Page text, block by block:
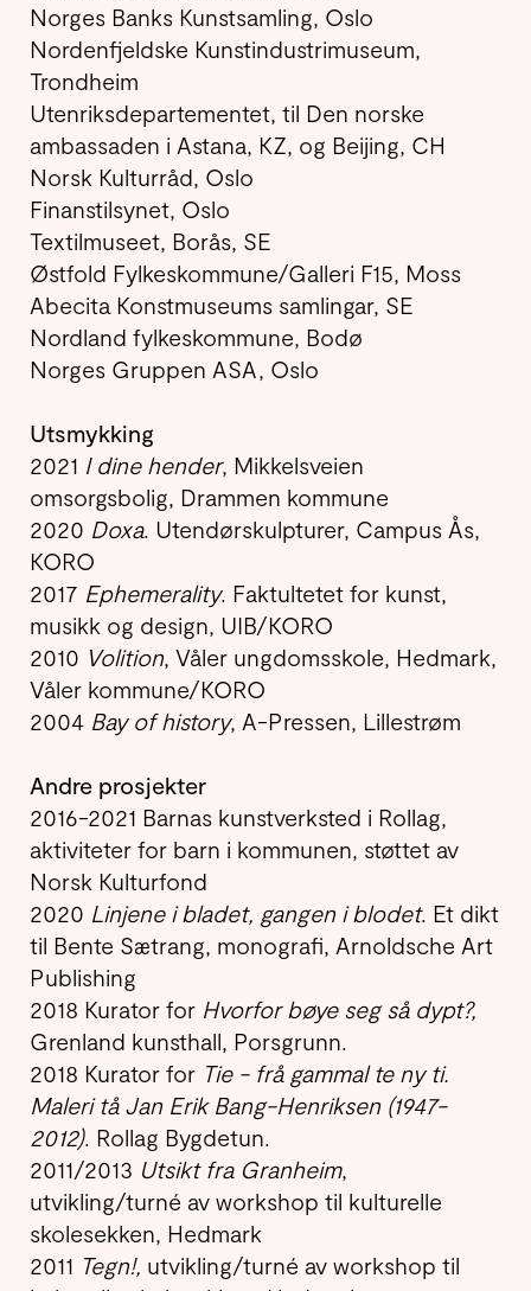
Norges Banks Kunstsamling, Oslo
Nordenfjeldske Kunstindustrimuseum,
Trondheim
Utenriksdepartementet, til Den norske
ambassaden i Astana, KZ, og Beijing, CH
Norsk Kulturråd, Oslo
Finanstilsynet, Oslo
Textilmuseet, Borås, SE
Østfold Fylkeskommune/Galleri F15, Moss
Abecita Konstmuseums samlingar, SE
Nordland fylkeskommune, Bodø
Norges Gruppen ASA, Oslo
Utsmykking
2021 I dine hender, Mikkelsveien
omsorgsbolig, Drammen kommune
2020 Doxa. Utendørskulpturer, Campus Ås,
KORO
2017 Ephemerality. Faktultetet for kunst,
musikk og design, UIB/KORO
2010 Volition, Våler ungdomsskole, Hedmark,
Våler kommune/KORO
2004 Bay of history, A-Pressen, Lillestrøm
Andre prosjekter
2016-2021 Barnas kunstverksted i Rollag,
aktiviteter for barn i kommunen, støttet av
Norsk Kulturfond
2020 Linjene i bladet, gangen i blodet. Et dikt
til Bente Sætrang, monografi, Arnoldsche Art
Publishing
2018 Kurator for Hvorfor bøye seg så dypt?,
Grenland kunsthall, Porsgrunn.
2018 Kurator for Tie - frå gammal te ny ti.
Maleri tå Jan Erik Bang-Henriksen (1947-
2012). Rollag Bygdetun.
2011/2013 Utsikt fra Granheim,
utvikling/turné av workshop til kulturelle
skolesekken, Hedmark
2011 Tegn!, utvikling/turné av workshop til